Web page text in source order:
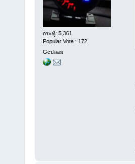
กระทู้: 5,361
Popular Vote : 172
Gcปลอม